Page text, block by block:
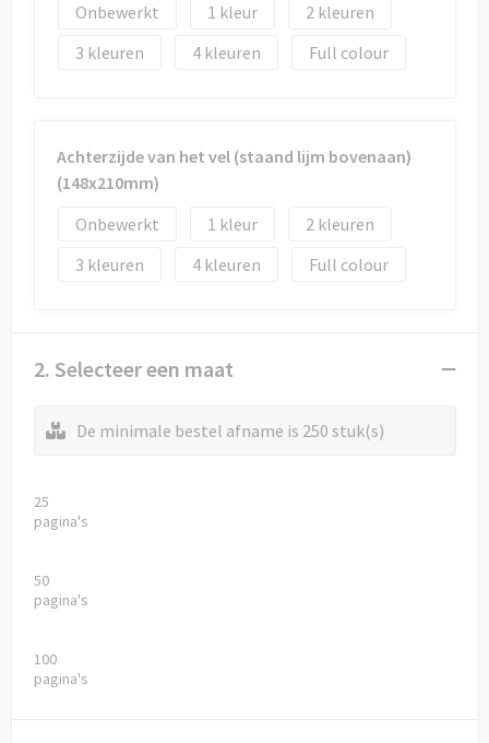
Onbewerkt
1
2
3
4 Full colour
Achterzijde van het vel (staand lijm bovenaan)
(148x210mm)
Onbewerkt
1
2
3
4 Full colour
2. Selecteer een maat
De minimale bestel afname is 250 stuk(s)
25
pagina's
50
pagina's
100
pagina's